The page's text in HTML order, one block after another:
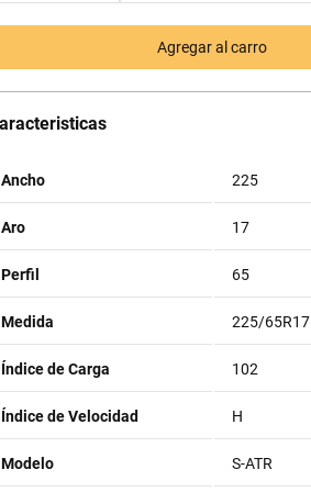
Agregar al carro
Ancho 225
Aro 17
Perfil 65
Medida 225/65R17
Índice de Carga 102
Índice de Velocidad H
Modelo S-ATR